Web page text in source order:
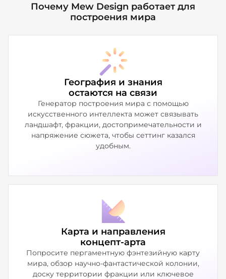
Почему Mew Design работает для
построения мира
География и знания
остаются на связи
Генератор построения мира с помощью
искусственного интеллекта может связывать
ландшафт, фракции, достопримечательности и
напряжение сюжета, чтобы сеттинг казался
удобным.
Карта и направления
концепт-арта
Попросите пергаментную фэнтезийную карту
мира, обзор научно-фантастической колонии,
доску территории фракции или ключевое